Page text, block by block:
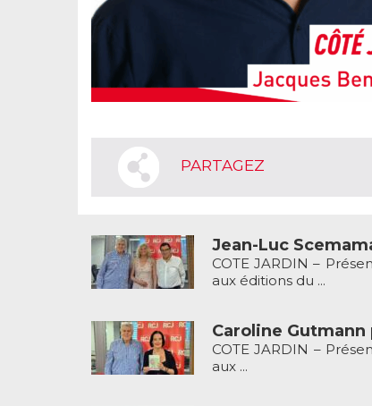
PARTAGEZ
Jean-Luc
COTE JARDIN –
aux éditions du ...
Caroline Gutmann
COTE JARDIN –
aux ...